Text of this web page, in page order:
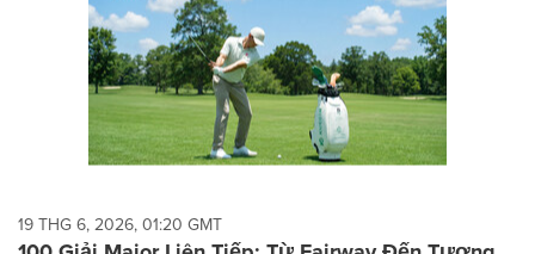
19 THG 6, 2026, 01:20 GMT